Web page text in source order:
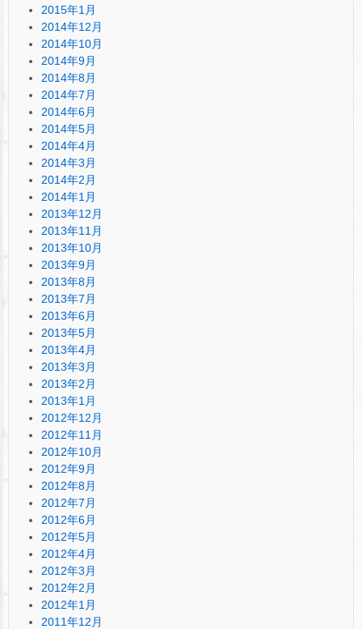
2015年1月
2014年12月
2014年10月
2014年9月
2014年8月
2014年7月
2014年6月
2014年5月
2014年4月
2014年3月
2014年2月
2014年1月
2013年12月
2013年11月
2013年10月
2013年9月
2013年8月
2013年7月
2013年6月
2013年5月
2013年4月
2013年3月
2013年2月
2013年1月
2012年12月
2012年11月
2012年10月
2012年9月
2012年8月
2012年7月
2012年6月
2012年5月
2012年4月
2012年3月
2012年2月
2012年1月
2011年12月